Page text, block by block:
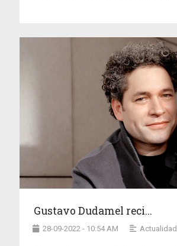
Gustavo Dudamel reci...
28-09-2022 - 10:54 AM Actualidad